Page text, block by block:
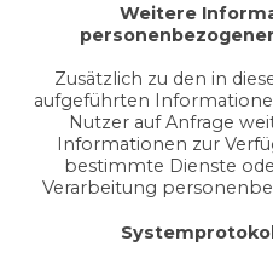
Weitere
Zusätzlich zu den in
aufgeführten
Nutzer auf Anfrage
Informationen zur
bestimmte Dienste
Verarbeitung